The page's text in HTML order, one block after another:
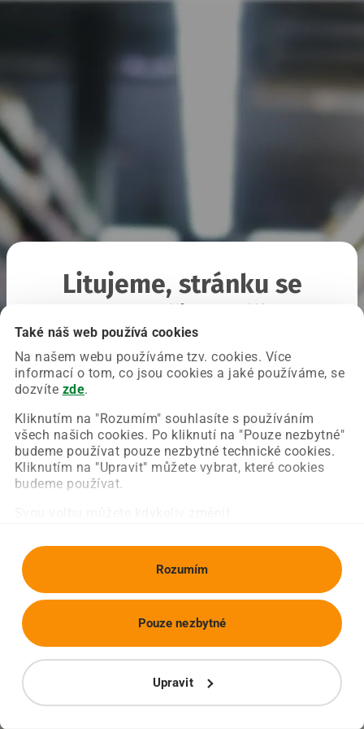
Také náš web používá cookies
Na našem webu používáme tzv. cookies. Více
informací o tom, co jsou cookies a jaké používáme, se
dozvíte zde.
Kliknutím na "Rozumím" souhlasíte s používáním
všech našich cookies. Po kliknutí na "Pouze nezbytné"
budeme používat pouze nezbytné technické cookies.
Kliknutím na "Upravit" můžete vybrat, které cookies
budeme používat.
Rozumím
Upravit
Pouze nezbytné
Litujeme, stránku se
Chyba nastala na naší straně a už ji opravujeme.
Zkuste prosím znovu načíst požadovanou stránku.
Obnovit stránku Úvodní strana